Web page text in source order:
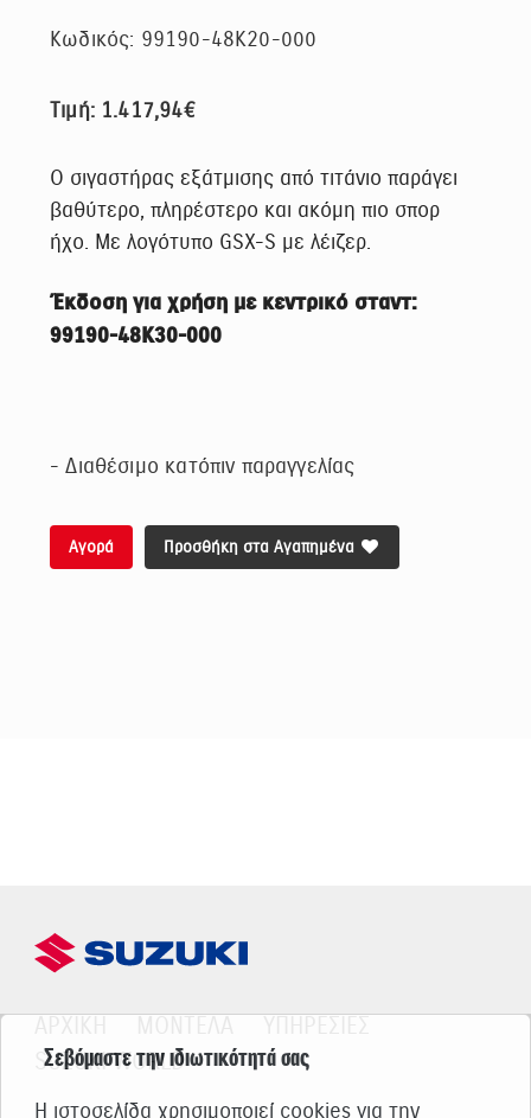
Κωδικός: 99190-48K20-000
Τιμή: 1.417,94€
Ο σιγαστήρας εξάτμισης από τιτάνιο παράγει
βαθύτερο, πληρέστερο και ακόμη πιο σπορ
ήχο. Με λογότυπο GSX-S με λέιζερ.
Έκδοση για χρήση με κεντρικό σταντ:
99190-48K30-000
- Διαθέσιμο κατόπιν παραγγελίας
Αγορά Προσθήκη στα Αγαπημένα
SUZUKI WORLD
Σεβόμαστε την ιδιωτικότητά σας
Η ιστοσελίδα χρησιμοποιεί cookies για την